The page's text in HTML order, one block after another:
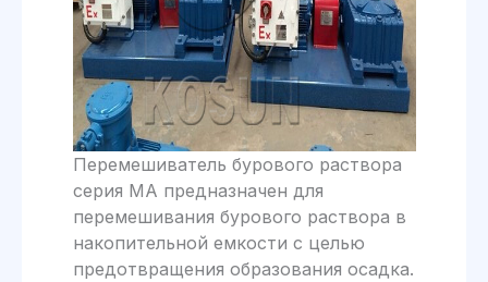
Перемешиватель бурового раствора
серия MA предназначен для
перемешивания бурового раствора в
накопительной емкости с целью
предотвращения образования осадка.